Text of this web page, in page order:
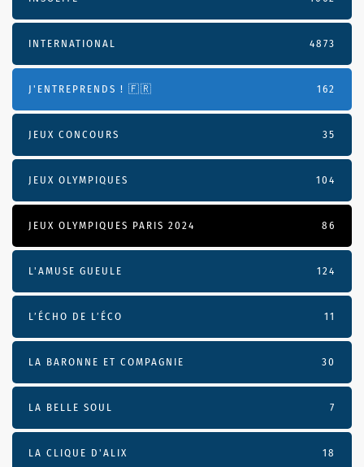
INTERNATIONAL 4873
J'ENTREPRENDS ! 🇫🇷 162
JEUX CONCOURS 35
JEUX OLYMPIQUES 104
JEUX OLYMPIQUES PARIS 2024 86
L'AMUSE GUEULE 124
L’ÉCHO DE L’ÉCO 11
LA BARONNE ET COMPAGNIE 30
LA BELLE SOUL 7
LA CLIQUE D'ALIX 18